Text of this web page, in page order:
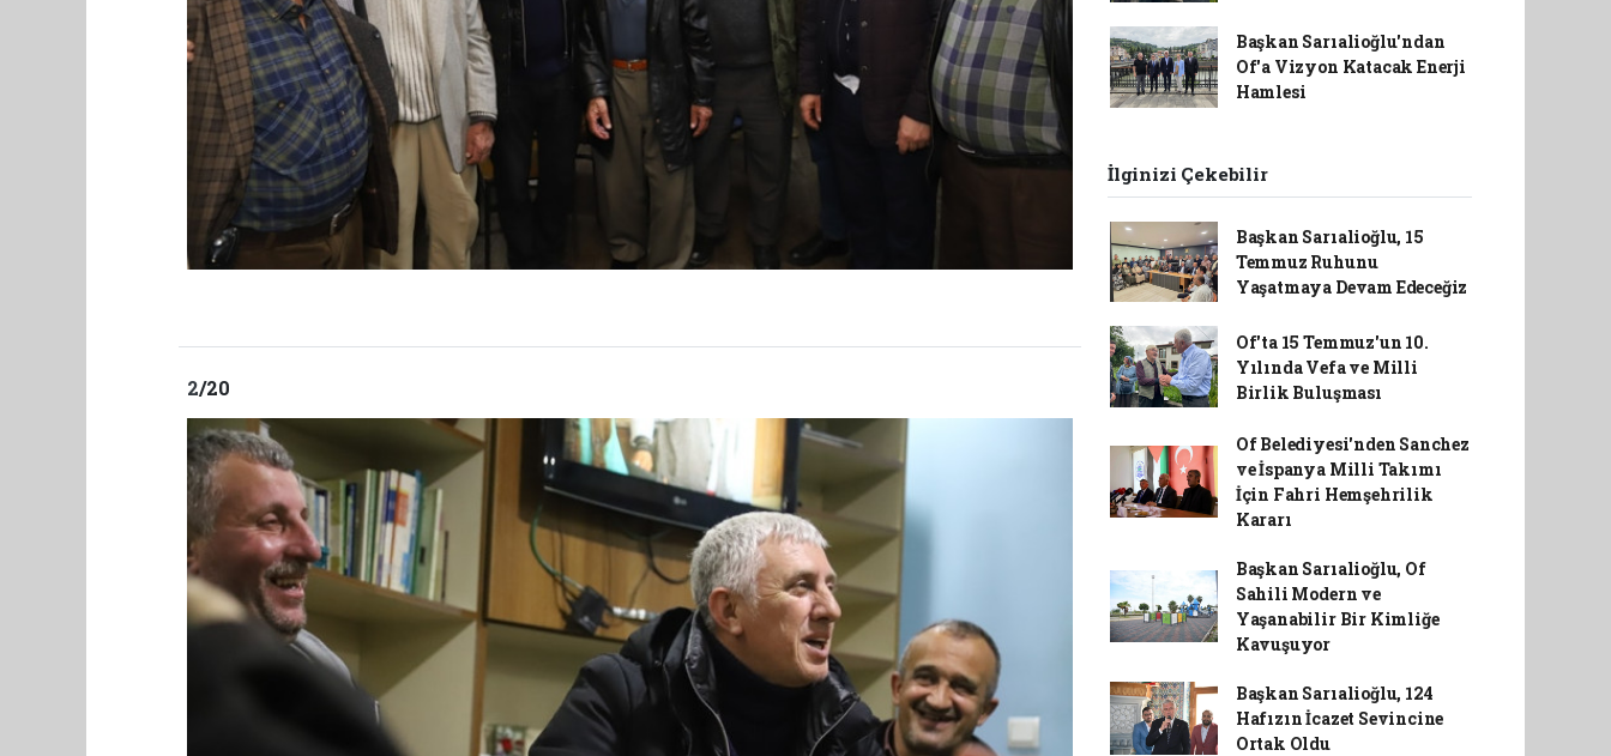
2/20
Başkan Sarıalioğlu'ndan
Of'a Vizyon Katacak Enerji
Hamlesi
İlginizi Çekebilir
Başkan Sarıalioğlu, 15
Temmuz Ruhunu
Yaşatmaya Devam Edeceğiz
Of'ta 15 Temmuz'un 10.
Yılında Vefa ve Milli
Birlik Buluşması
Of Belediyesi'nden Sanchez
ve İspanya Milli Takımı
İçin Fahri Hemşehrilik
Kararı
Başkan Sarıalioğlu, Of
Sahili Modern ve
Yaşanabilir Bir Kimliğe
Kavuşuyor
Başkan Sarıalioğlu, 124
Hafızın İcazet Sevincine
Ortak Oldu